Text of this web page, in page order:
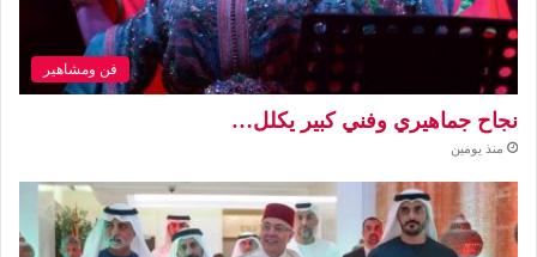
فن ومشاهير
نجاح جماهيري وفني كبير يكلل…
منذ يومين